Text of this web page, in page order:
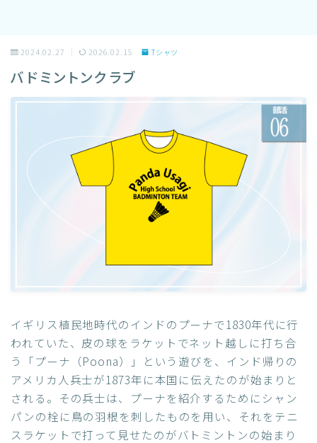
2024.02.27 2026.02.15 Tシャツ
バドミントンクラブ
イギリス植民地時代のインドのプーナで1830年代に行
われていた、皮の球をラケットでネット越しに打ち合
う「プーナ（Poona）」という遊びを、インド帰りの
アメリカ人兵士が1873年に本国に伝えたのが始まりと
される。その兵士は、プーナを紹介するためにシャン
パンの栓に鳥の羽根を刺したものを用い、それをテニ
スラケットで打って見せたのがバトミントンの始まり